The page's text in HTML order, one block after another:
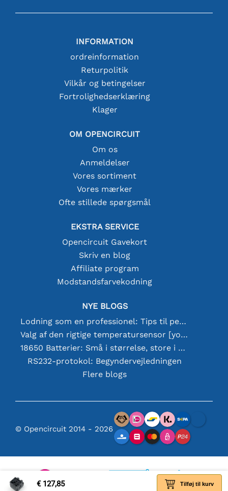
€ 127,85 Tilføj til kurv
INFORMATION
ordreinformation
Returpolitik
Vilkår og betingelser
Fortrolighedserklæring
Klager
OM OPENCIRCUIT
Om os
Anmeldelser
Vores sortiment
Vores mærker
Ofte stillede spørgsmål
EKSTRA SERVICE
Opencircuit Gavekort
Skriv en blog
Affiliate program
Modstandsfarvekodning
NYE BLOGS
Lodning som en professionel: Tips til perfekte elektroniske forbindelser
Valg af den rigtige temperatursensor [youtube]
18650 Batterier: Små i størrelse, store i ydeevne
RS232-protokol: Begyndervejledningen
Flere blogs
© Opencircuit 2014 - 2026